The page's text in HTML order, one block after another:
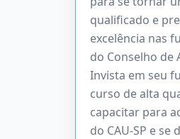
qualificado e
excelência nas
do Conselho de
Invista em seu
curso de alta
capacitar para
do CAU-SP e